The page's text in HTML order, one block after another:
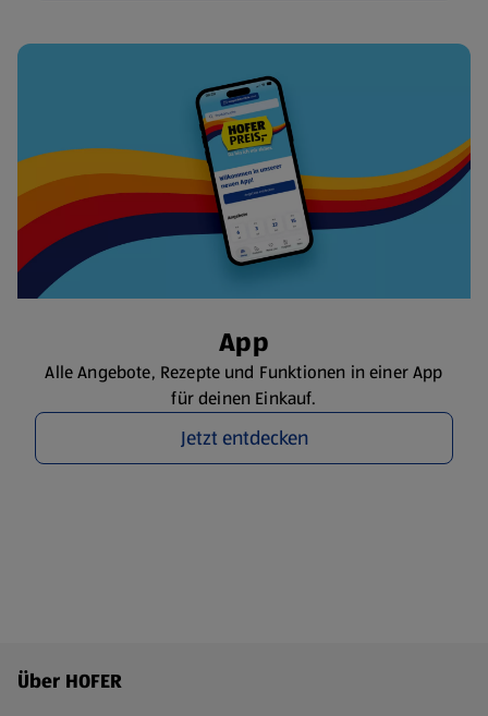
App
Alle Angebote, Rezepte und Funktionen in einer App
für deinen Einkauf.
Jetzt entdecken
Fußzeilenmenü - weitere Links
Über HOFER